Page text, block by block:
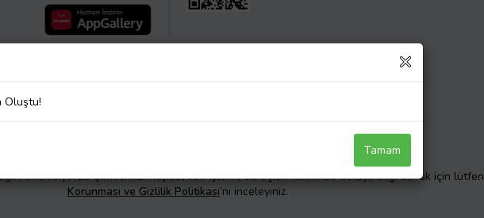
önemsiyoruz. Şirketimizin kişisel veri işleme süreçleri hakkında detaylı bilgi almak için lütfen
Korunması ve Gizlilik Politikası’nı inceleyiniz.
Oluştu!
Tamam